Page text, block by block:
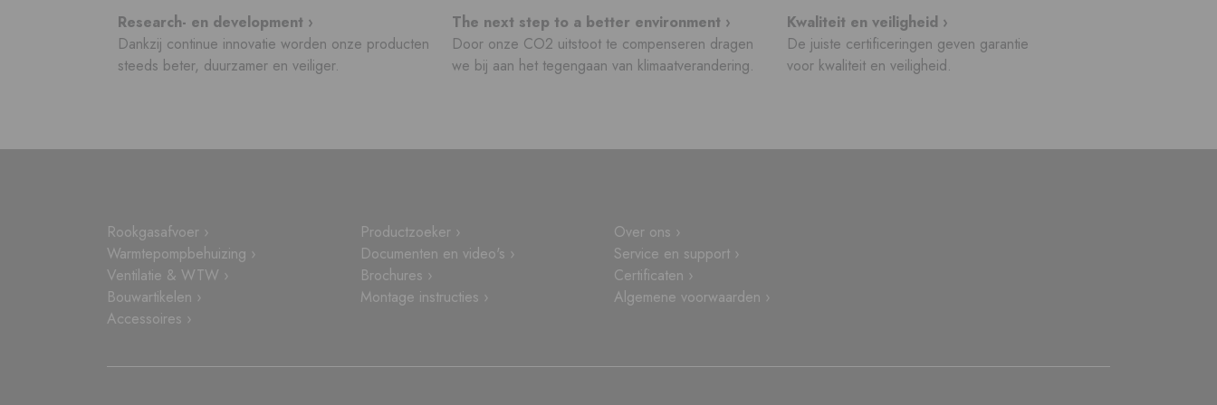
Research- en development ›
Dankzij continue innovatie worden onze producten
steeds beter, duurzamer en veiliger.
The next step to a better environment ›
Door onze CO2 uitstoot te compenseren dragen
we bij aan het tegengaan van klimaatverandering.
Kwaliteit en veiligheid ›
De juiste certificeringen geven garantie
voor kwaliteit en veiligheid.
Rookgasafvoer ›
Warmtepompbehuizing ›
Ventilatie & WTW ›
Bouwartikelen ›
Accessoires ›
Productzoeker ›
Documenten en video's ›
Brochures ›
Montage instructies ›
Over ons ›
Service en support ›
Certificaten ›
Algemene voorwaarden ›